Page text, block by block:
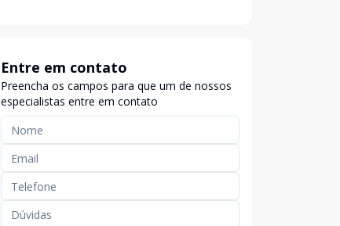
Entre em contato
Preencha os campos para que um de nossos
especialistas entre em contato